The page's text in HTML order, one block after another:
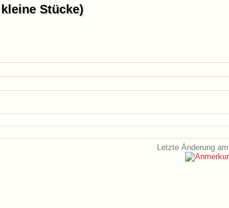
Stücke)
Letzte Änderung